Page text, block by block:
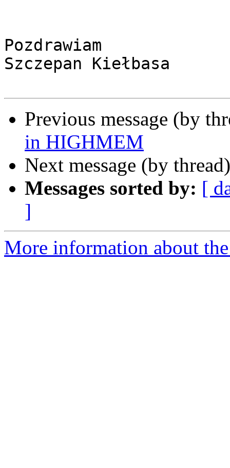
Pozdrawiam
Szczepan Kiełbasa
Previous message (by
in HIGHMEM
Next message (by
Messages sorted by: [
]
More information about